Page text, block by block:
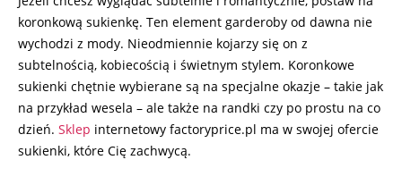
koronkową sukienkę. Ten element garderoby od dawna nie
wychodzi z mody. Nieodmiennie kojarzy się on z
subtelnością, kobiecością i świetnym stylem. Koronkowe
sukienki chętnie wybierane są na specjalne okazje – takie jak
na przykład wesela – ale także na randki czy po prostu na co
dzień. Sklep internetowy factoryprice.pl ma w swojej ofercie
sukienki, które Cię zachwycą.